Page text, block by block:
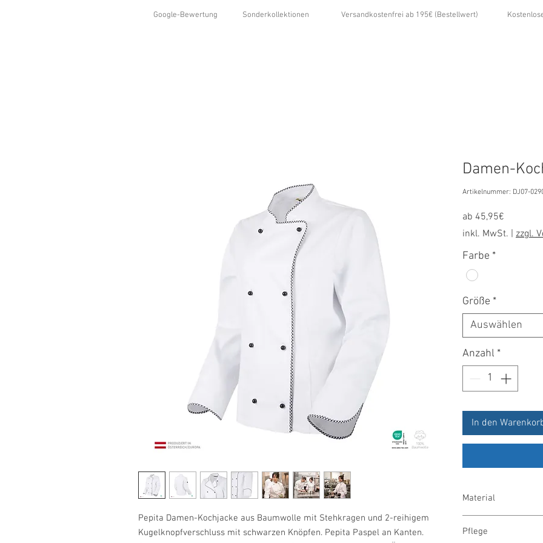
Google-Bewertung Sonderkollektionen Versandkostenfrei ab 195€ (Bestellwert)
Pepita Damen-Kochjacke aus Baumwolle mit Stehkragen und 2-reihigem
Kugelknopfverschluss mit schwarzen Knöpfen. Pepita Paspel an Kanten.
Damen-
Artikelnummer: DJ07-
ab 45,95€
Preis
inkl. MwSt. zzgl.
Farbe *
Größe *
Auswählen
Anzahl *
In den
Material
Pflege